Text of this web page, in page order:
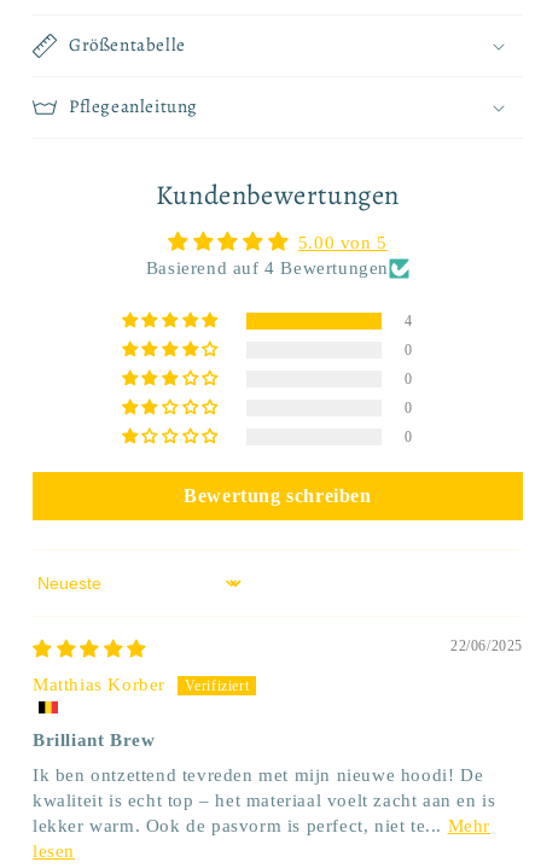
Größentabelle
Pflegeanleitung
Kundenbewertungen
5.00 von 5
Basierend auf 4 Bewertungen
4
0
0
0
0
Bewertung schreiben
Sort by
22/06/2025
Matthias Korber
Brilliant Brew
Ik ben ontzettend tevreden met mijn nieuwe hoodi! De
kwaliteit is echt top – het materiaal voelt zacht aan en is
lekker warm. Ook de pasvorm is perfect, niet te... Mehr
lesen